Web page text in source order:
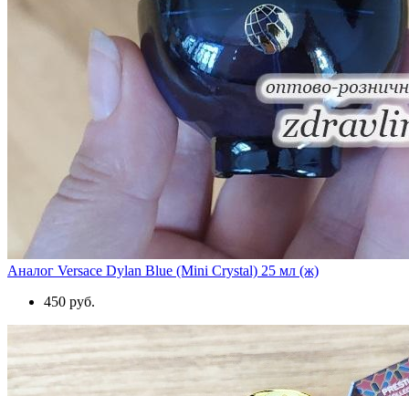
Аналог Versace Dylan Blue (Mini Crystal) 25 мл (ж)
450 руб.